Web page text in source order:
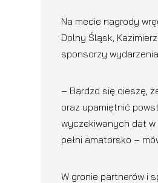
Na mecie nagrody
Dolny Śląsk,
sponsorzy
– Bardzo się cieszę,
oraz upamiętnić
wyczekiwanych dat
pełni amatorsko –
W gronie partnerów i